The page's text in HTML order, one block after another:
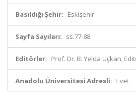
Basıldığı Şehir: Eskişehir
Sayfa Sayıları: ss.77-88
Editörler: Prof. Dr. B. Yelda Uçkan,
Anadolu Üniversitesi Adresli: Evet